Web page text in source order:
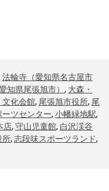
法輪寺（愛知県名古屋市
知県尾張旭市） , 大森・
化会館, 尾張旭市役所, 尾
ーツセンター, 小幡緑地駅,
店, 守山児童館, 白沢渓谷
所, 志段味スポーツランド,